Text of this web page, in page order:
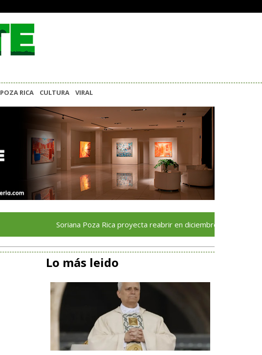
POZA RICA CULTURA VIRAL
Soriana Poza Rica proyecta reabrir en diciembre tras avance del 70 % en
Lo más leido